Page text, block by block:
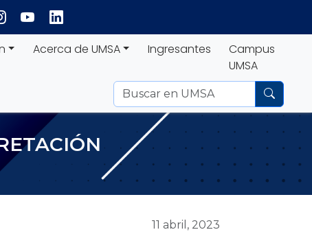
Acerca de UMSA Ingresantes
Campus
UMSA
11 abril, 2023